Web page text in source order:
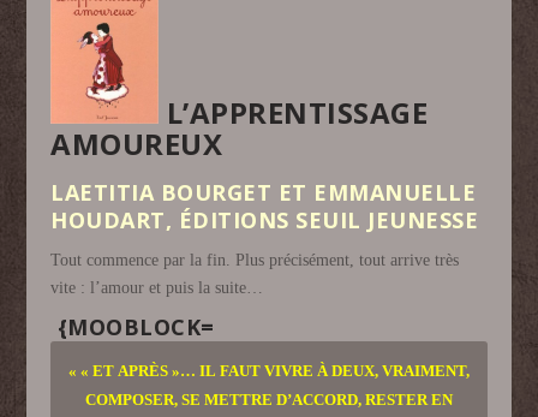
L’APPRENTISSAGE
AMOUREUX
LAETITIA BOURGET ET EMMANUELLE
HOUDART, ÉDITIONS SEUIL JEUNESSE
Tout commence par la fin. Plus précisément, tout arrive très
vite : l’amour et puis la suite…
{MOOBLOCK=
« « ET APRÈS »… IL FAUT VIVRE À DEUX, VRAIMENT,
COMPOSER, SE METTRE D’ACCORD, RESTER EN